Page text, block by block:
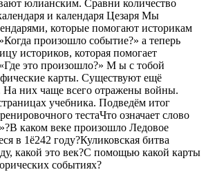
юлианским. Сравни количество
и календаря Цезаря Мы
которые помогают историкам
произошло событие?» а теперь
историков, которая помогает
это произошло?» М ы с тобой
карты. Существуют ещё
На них чаще всего отражены войны.
учебника. Подведём итог
тестаЧто означает слово
каком веке произошло Ледовое
в 1ё242 году?Куликовская битва
какой это век?С помощью какой карты
событиях?